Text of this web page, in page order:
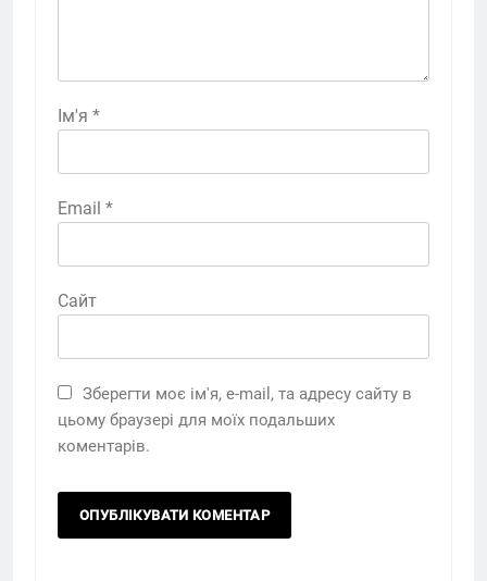
Ім'я *
Email *
Сайт
Зберегти моє ім'я, e-mail, та адресу сайту в
цьому браузері для моїх подальших
коментарів.